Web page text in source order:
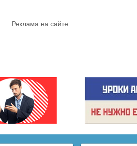
Реклама на сайте